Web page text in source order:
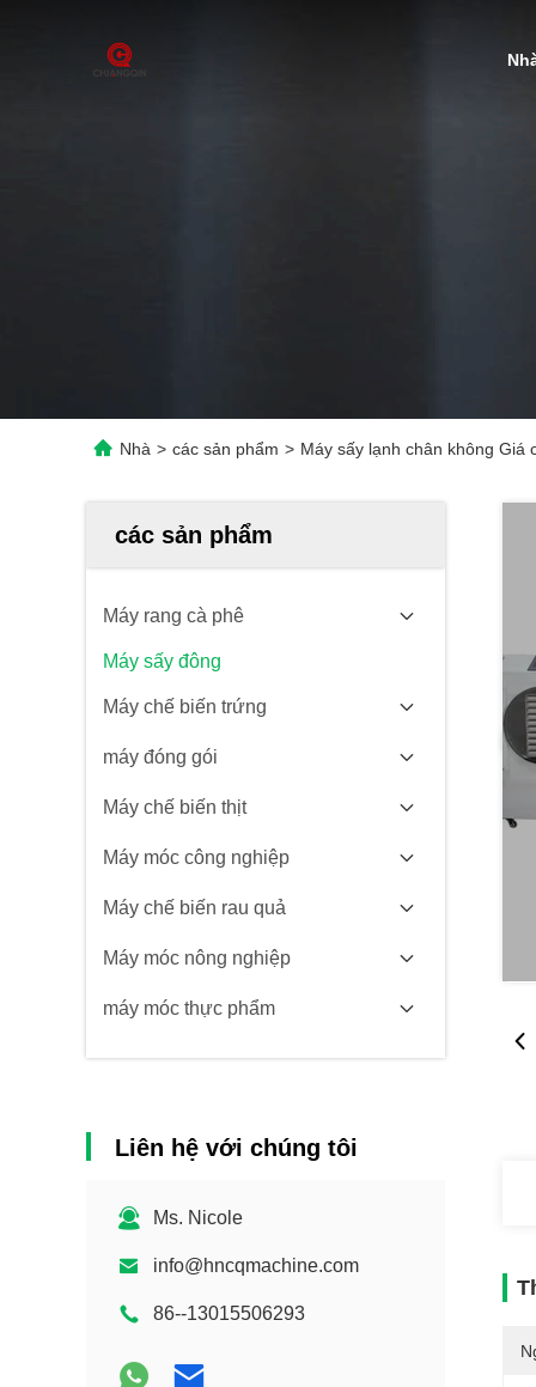
Nhà > các sản phẩm > Máy sấy lạnh chân không Giá
các sản phẩm
Máy rang cà phê
Máy sấy đông
Máy chế biến trứng
máy đóng gói
Máy chế biến thịt
Máy móc công nghiệp
Máy chế biến rau quả
Máy móc nông nghiệp
máy móc thực phẩm
Liên hệ với chúng tôi
Ms. Nicole
info@hncqmachine.com
86--13015506293